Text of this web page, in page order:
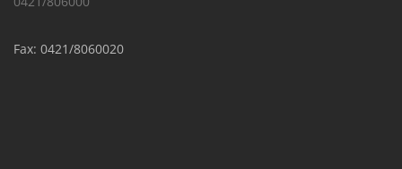
Fax: 0421/8060020